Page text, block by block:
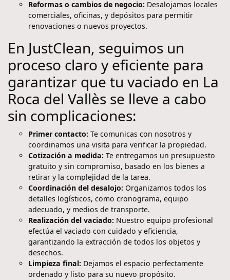
Reformas o cambios de negocio: Desalojamos locales
comerciales, oficinas, y depósitos para permitir
renovaciones o nuevos proyectos.
En JustClean, seguimos un
proceso claro y eficiente para
garantizar que tu vaciado en La
Roca del Vallès se lleve a cabo
sin complicaciones:
Primer contacto: Te comunicas con nosotros y
coordinamos una visita para verificar la propiedad.
Cotización a medida: Te entregamos un presupuesto
gratuito y sin compromiso, basado en los bienes a
retirar y la complejidad de la tarea.
Coordinación del desalojo: Organizamos todos los
detalles logísticos, como cronograma, equipo
adecuado, y medios de transporte.
Realización del vaciado: Nuestro equipo profesional
efectúa el vaciado con cuidado y eficiencia,
garantizando la extracción de todos los objetos y
desechos.
Limpieza final: Dejamos el espacio perfectamente
ordenado y listo para su nuevo propósito.